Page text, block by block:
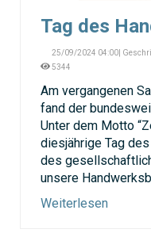
Tag des
25/09/2024 04:00|
5344
Am vergangenen
fand der
Unter dem Motto
diesjährige Tag
des
unsere
Weiterlesen